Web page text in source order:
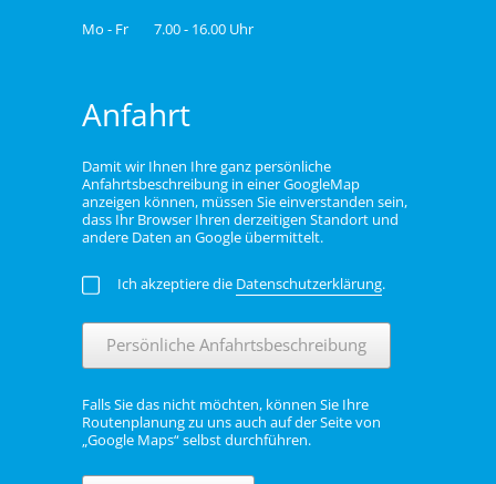
Mo - Fr 7.00 - 16.00 Uhr
Anfahrt
Damit wir Ihnen Ihre ganz persönliche
Anfahrtsbeschreibung in einer GoogleMap
anzeigen können, müssen Sie einverstanden sein,
dass Ihr Browser Ihren derzeitigen Standort und
andere Daten an Google übermittelt.
Ich akzeptiere die Datenschutzerklärung.
Persönliche Anfahrtsbeschreibung
Falls Sie das nicht möchten, können Sie Ihre
Routenplanung zu uns auch auf der Seite von
„Google Maps“ selbst durchführen.